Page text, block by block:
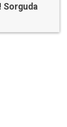
Sorguda